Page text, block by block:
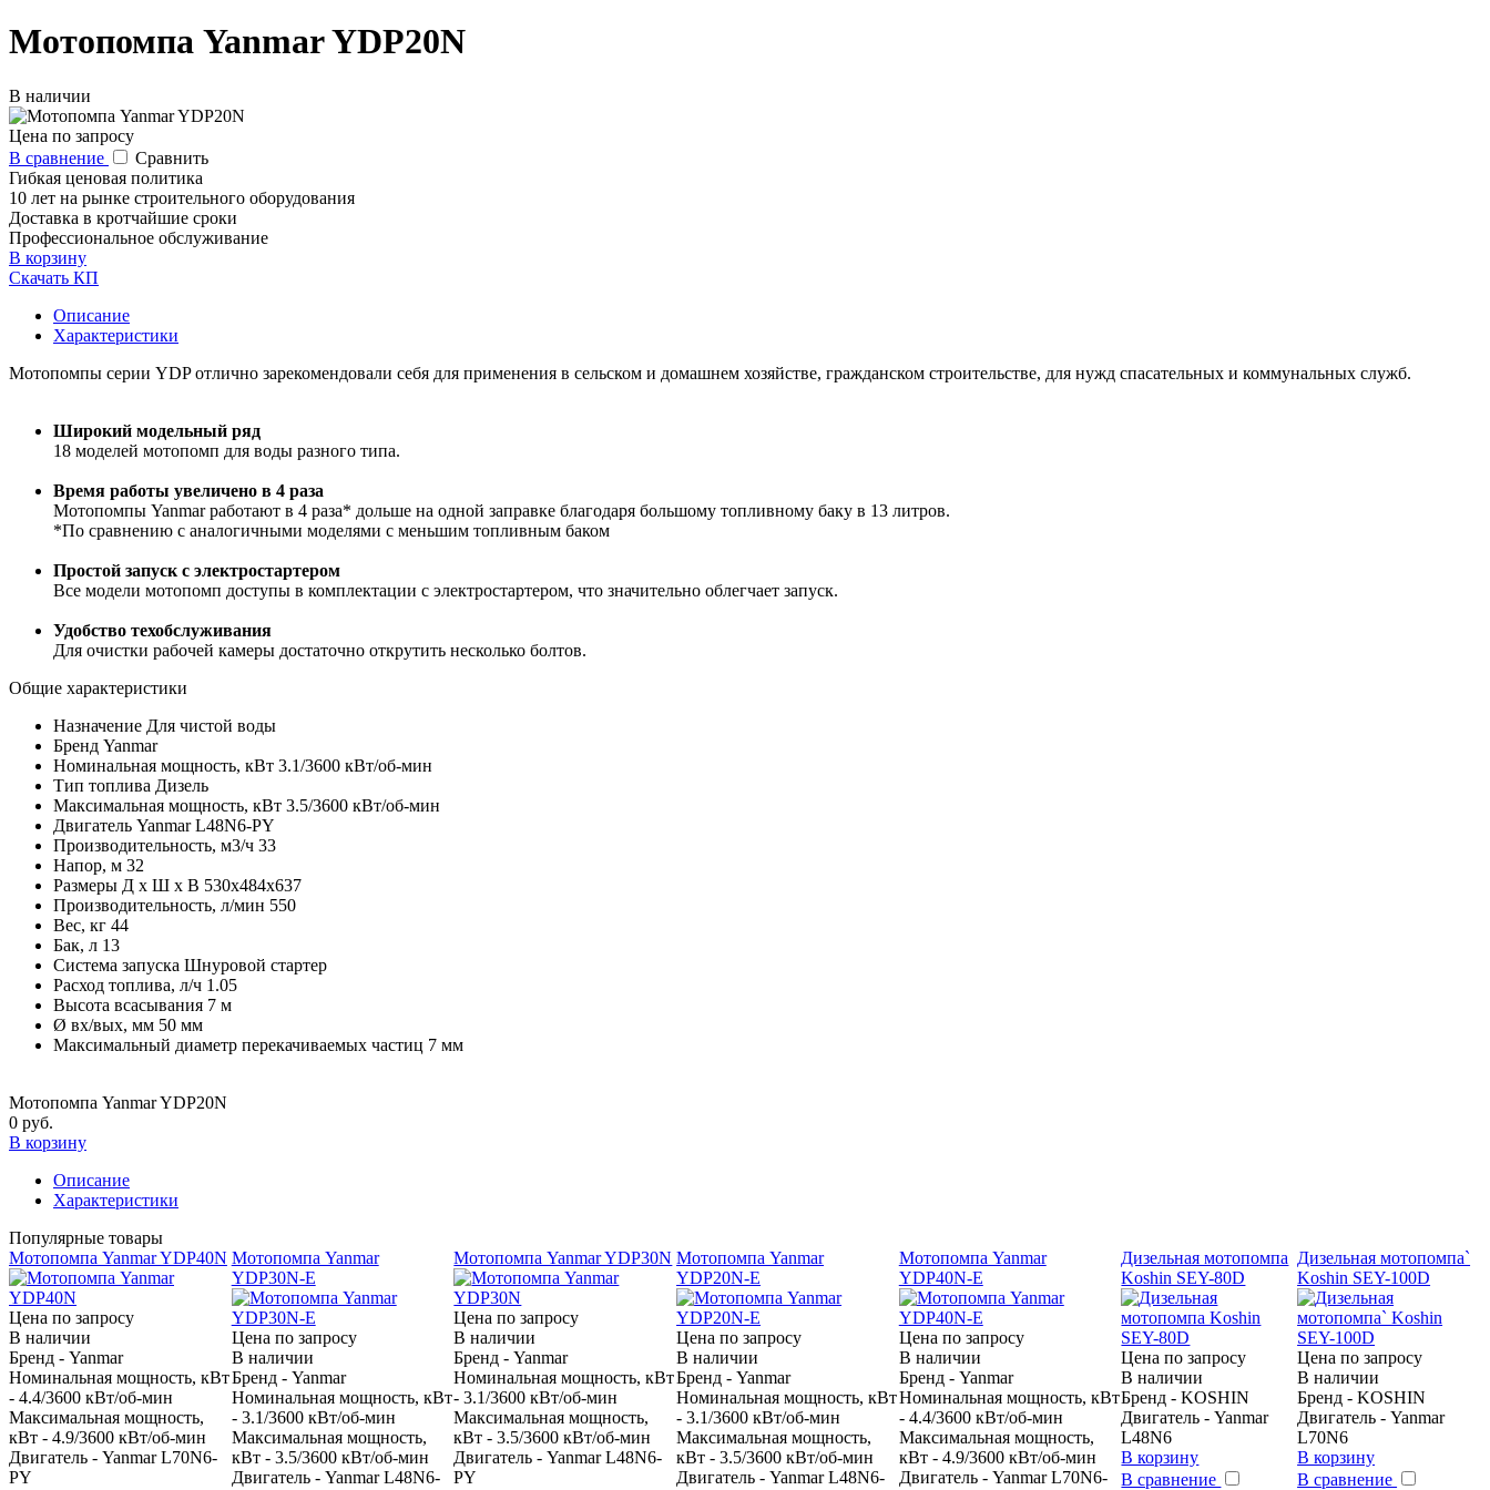
Мотопомпа Yanmar YDP20N
В наличии
Цена по запросу
В сравнение
Сравнить
Гибкая ценовая политика
10 лет на рынке строительного оборудования
Доставка в кротчайшие сроки
Профессиональное обслуживание
В корзину
Скачать КП
Описание
Характеристики
Мотопомпы серии YDP отлично зарекомендовали себя для применения в сельском и домашнем хозяйстве, гражданском строительстве, для нужд спасательных и коммунальных служб.
Широкий модельный ряд
18 моделей мотопомп для воды разного типа.
Время работы увеличено в 4 раза
Мотопомпы Yanmar работают в 4 раза* дольше на одной заправке благодаря большому топливному баку в 13 литров.
*По сравнению с аналогичными моделями с меньшим топливным баком
Простой запуск с электростартером
Все модели мотопомп доступы в комплектации с электростартером, что значительно облегчает запуск.
Удобство техобслуживания
Для очистки рабочей камеры достаточно открутить несколько болтов.
Общие характеристики
Назначение Для чистой воды
Бренд Yanmar
Номинальная мощность, кВт 3.1/3600 кВт/об-мин
Тип топлива Дизель
Максимальная мощность, кВт 3.5/3600 кВт/об-мин
Двигатель Yanmar L48N6-PY
Производительность, м3/ч 33
Напор, м 32
Размеры Д х Ш х В 530x484x637
Производительность, л/мин 550
Вес, кг 44
Бак, л 13
Система запуска Шнуровой стартер
Расход топлива, л/ч 1.05
Высота всасывания 7 м
Ø вх/вых, мм 50 мм
Максимальный диаметр перекачиваемых частиц 7 мм
Мотопомпа Yanmar YDP20N
0 руб.
В корзину
Описание
Характеристики
Популярные товары
Мотопомпа Yanmar YDP40N
Цена по запросу
В наличии
Бренд - Yanmar
Номинальная мощность, кВт
- 4.4/3600 кВт/об-мин
Максимальная мощность,
кВт - 4.9/3600 кВт/об-мин
Двигатель - Yanmar L70N6-
PY
Мотопомпа Yanmar
YDP30N-E
Цена по запросу
В наличии
Бренд - Yanmar
Номинальная мощность, кВт
- 3.1/3600 кВт/об-мин
Максимальная мощность,
кВт - 3.5/3600 кВт/об-мин
Двигатель - Yanmar L48N6-
Мотопомпа Yanmar YDP30N
Цена по запросу
В наличии
Бренд - Yanmar
Номинальная мощность, кВт
- 3.1/3600 кВт/об-мин
Максимальная мощность,
кВт - 3.5/3600 кВт/об-мин
Двигатель - Yanmar L48N6-
PY
Мотопомпа Yanmar
YDP20N-E
Цена по запросу
В наличии
Бренд - Yanmar
Номинальная мощность, кВт
- 3.1/3600 кВт/об-мин
Максимальная мощность,
кВт - 3.5/3600 кВт/об-мин
Двигатель - Yanmar L48N6-
Мотопомпа Yanmar
YDP40N-E
Цена по запросу
В наличии
Бренд - Yanmar
Номинальная мощность, кВт
- 4.4/3600 кВт/об-мин
Максимальная мощность,
кВт - 4.9/3600 кВт/об-мин
Двигатель - Yanmar L70N6-
Дизельная мотопомпа
Koshin SEY-80D
Цена по запросу
В наличии
Бренд - KOSHIN
Двигатель - Yanmar
L48N6
В корзину
В сравнение
Дизельная мотопомпа`
Koshin SEY-100D
Цена по запросу
В наличии
Бренд - KOSHIN
Двигатель - Yanmar
L70N6
В корзину
В сравнение